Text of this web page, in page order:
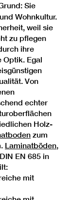
Sie
Wohnkultur.
weil sie
zu pflegen
ihre
Optik. Egal
Von
echter
Holz-
zum
Laminatböden,
EN 685 in
mit